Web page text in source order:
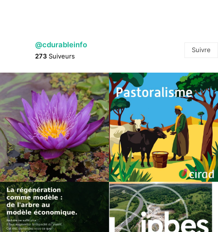
@cdurableinfo
273 Suiveurs
Suivre